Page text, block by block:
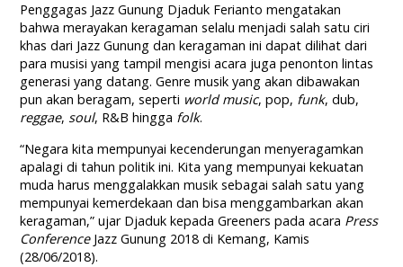
Penggagas Jazz Gunung Djaduk Ferianto mengatakan
bahwa merayakan keragaman selalu menjadi salah satu ciri
khas dari Jazz Gunung dan keragaman ini dapat dilihat dari
para musisi yang tampil mengisi acara juga penonton lintas
generasi yang datang. Genre musik yang akan dibawakan
pun akan beragam, seperti world music, pop, funk, dub,
reggae, soul, R&B hingga folk.
“Negara kita mempunyai kecenderungan menyeragamkan
apalagi di tahun politik ini. Kita yang mempunyai kekuatan
muda harus menggalakkan musik sebagai salah satu yang
mempunyai kemerdekaan dan bisa menggambarkan akan
keragaman,” ujar Djaduk kepada Greeners pada acara Press
ConferenceJazz Gunung 2018 di Kemang, Kamis
(28/06/2018).